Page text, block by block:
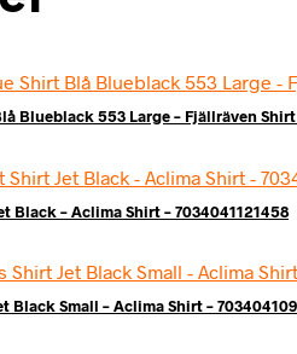
Blueblack 553 Large – Fjällräven Shirt
Black – Aclima Shirt – 7034041121458
Small – Aclima Shirt –